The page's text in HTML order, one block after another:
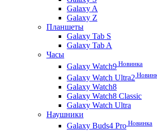
Galaxy A
Galaxy Z
Планшеты
Galaxy Tab S
Galaxy Tab A
Часы
Galaxy Watch9 Новинка
Galaxy Watch Ultra2
Galaxy Watch8
Galaxy Watch8 Classic
Galaxy Watch Ultra
Наушники
Galaxy Buds4 Pro Новинка